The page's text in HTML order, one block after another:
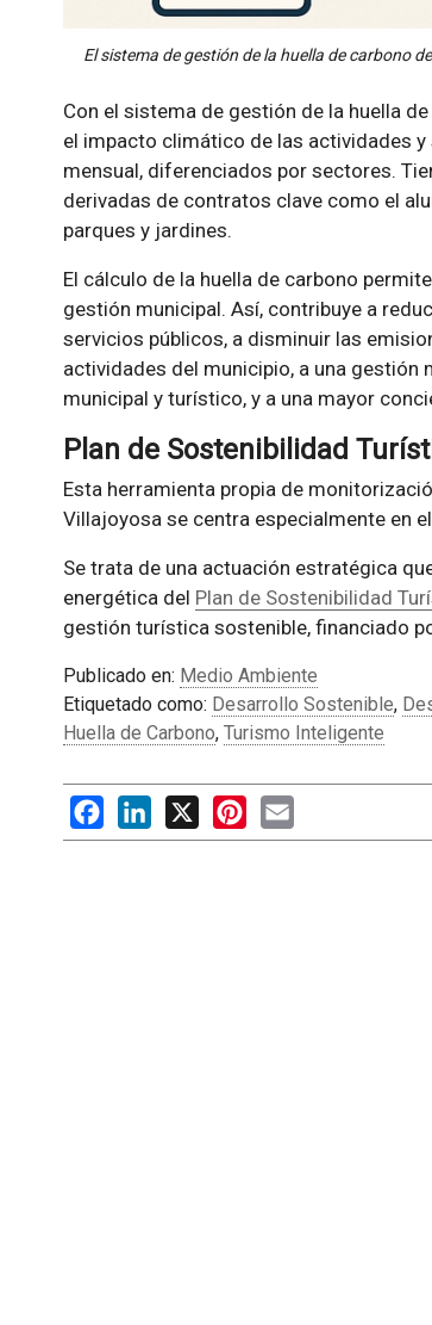
El sistema de gestión de la huella de carbono
Con el sistema de gestión de la huella
el impacto climático de las actividades
mensual, diferenciados por sectores.
derivadas de contratos clave como el
parques y jardines.
El cálculo de la huella de carbono
gestión municipal. Así, contribuye a
servicios públicos, a disminuir las
actividades del municipio, a una
municipal y turístico, y a una mayor
Plan de Sostenibilidad
Esta herramienta propia de
Villajoyosa se centra especialmente en
Se trata de una actuación estratégica
energética del Plan de Sostenibilidad
gestión turística sostenible, financiado
Publicado en: Medio Ambiente
Etiquetado como: Desarrollo Sostenible,
Huella de Carbono, Turismo Inteligente
FacebookLinkedIn
X PinterestEmail